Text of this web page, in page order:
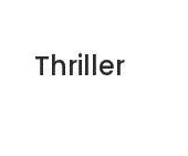
Thriller